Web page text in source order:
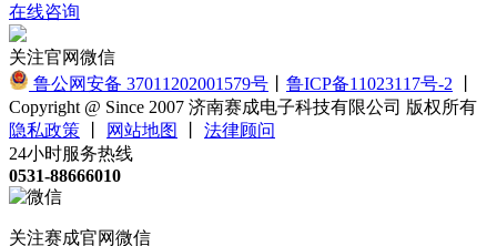
在线咨询
关注官网微信
鲁公网安备 37011202001579号
鲁ICP备11023117号-2
Copyright @ Since 2007 济南赛成电子科技有限公司 版权所有
隐私政策
网站地图
法律顾问
24小时服务热线
0531-88666010
关注赛成官网微信